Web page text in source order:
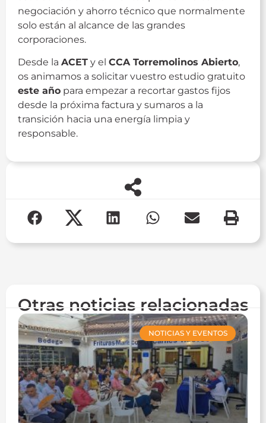
negociación y ahorro técnico que normalmente
solo están al alcance de las grandes
corporaciones.
Desde la ACET y el CCA Torremolinos Abierto,
os animamos a solicitar vuestro estudio gratuito
este año para empezar a recortar gastos fijos
desde la próxima factura y sumaros a la
transición hacia una energía limpia y
responsable.
Otras noticias relacionadas
NOTICIAS Y EVENTOS